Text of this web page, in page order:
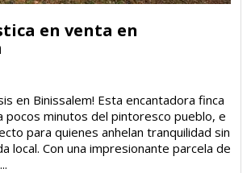
en venta en
en Binissalem! Esta encantadora finca
pocos minutos del pintoresco pueblo, e
para quienes anhelan tranquilidad sin
local. Con una impresionante parcela de